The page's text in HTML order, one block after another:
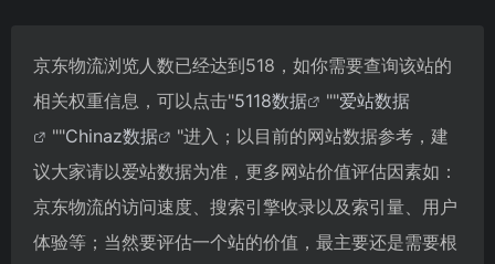
京东物流浏览人数已经达到518，如你需要查询该站的
相关权重信息，可以点击"5118数据 ""爱站数据
""Chinaz数据
"进入；以目前的网站数据参考，建
议大家请以爱站数据为准，更多网站价值评估因素如：
京东物流的访问速度、搜索引擎收录以及索引量、用户
体验等；当然要评估一个站的价值，最主要还是需要根